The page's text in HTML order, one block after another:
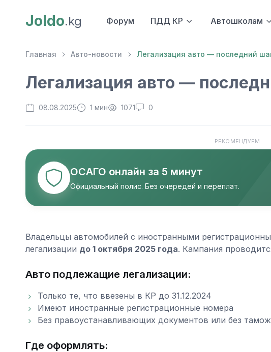
Joldo.kg Форум ПДД КР Автошколам
Главная Авто-новости Легализация авто — последний
Легализация авто —
08.08.2025 1 мин 1071 0
РЕКОМЕНДУЕМ
ОСАГО онлайн за 5 минут
Официальный полис. Без очередей и переплат.
Владельцы автомобилей с иностранными
легализации до 1 октября 2025 года. Кампания
Авто подлежащие легализации:
Только те, что ввезены в КР до 31.12.2024
Имеют иностранные регистрационные номера
Без правоустанавливающих документов или без
Где оформлять: